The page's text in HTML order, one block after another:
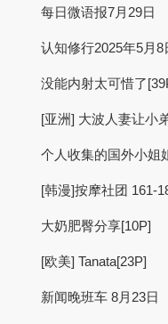
每日微语报7月29日
认知修行2025年5月8
没能内射太可惜了
[亚洲] 大波人妻让小
个人收集的国外小姐
[韩漫]按摩社团 161-
大奶肥臀分享[10P]
[欧美] Tanata[23P]
新闻晚班车 8月23日